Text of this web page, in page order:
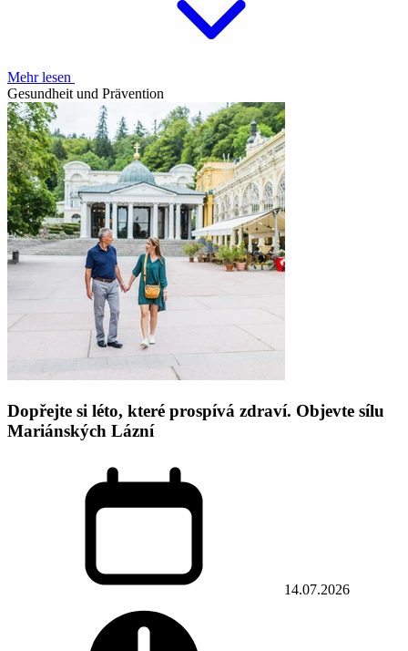
Mehr lesen
Gesundheit und Prävention
Dopřejte si léto, které prospívá zdraví. Objevte sílu
Mariánských Lázní
14.07.2026